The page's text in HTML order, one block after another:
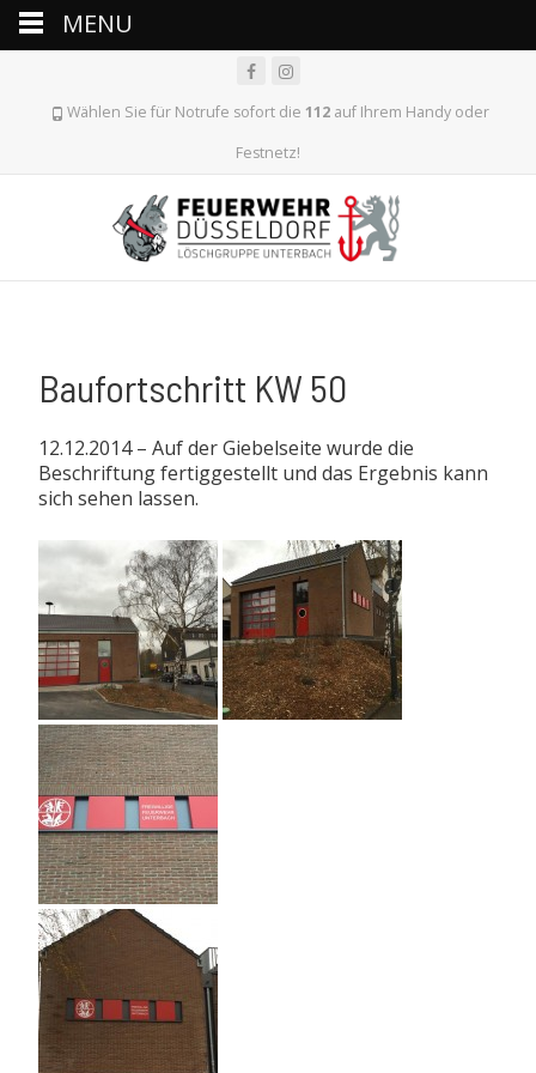
Wählen Sie für Notrufe sofort die 112auf Ihrem Handy oder
Festnetz!
Baufortschritt KW 50
12.12.2014 – Auf der Giebelseite wurde die
Beschriftung fertiggestellt und das Ergebnis kann
sich sehen lassen.
MENU